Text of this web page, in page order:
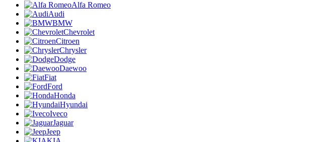
Alfa Romeo
Audi
BMW
Chevrolet
Citroen
Chrysler
Dodge
Daewoo
Fiat
Ford
Honda
Hyundai
Iveco
Jaguar
Jeep